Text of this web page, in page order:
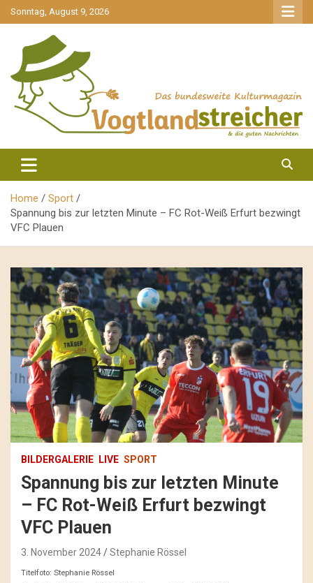
gehe
zum
Sonntag, August 9, 2026
Vogtlandstreicher
Home
Sport
Spannung bis zur letzten Minute – FC Rot-Weiß Erfurt bezwingt
VFC Plauen
BILDERGALERIE LIVE SPORT
Spannung bis zur letzten Minute
– FC Rot-Weiß Erfurt bezwingt
VFC Plauen
3. November 2024 Stephanie Rössel
Titelfoto: Stephanie Rössel